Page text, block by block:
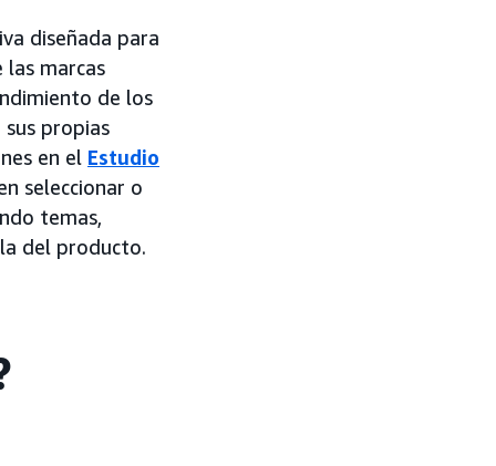
diseñada para
marcas
de los
propias
en el Estudio
seleccionar o
temas,
del producto.